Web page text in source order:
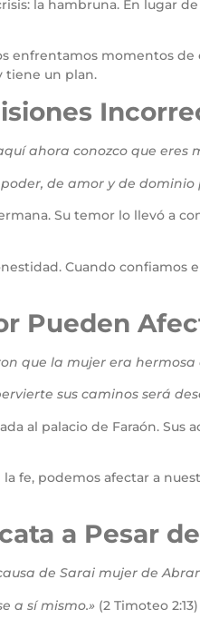
la hambruna. En lugar
enfrentamos momentos
tiene un plan.
ahora conozco que eres
de amor y de dominio
Su temor lo llevó a
Cuando confiamos
Pueden
que la mujer era
sus caminos será
al palacio de Faraón. Sus
fe, podemos afectar a
a Pesar
de Sarai mujer de
a sí mismo.» (2 Timoteo 2:13)